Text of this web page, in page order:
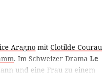
Aragno mit Clotilde Courau
. Im Schweizer Drama Le
und eine Frau zu einem